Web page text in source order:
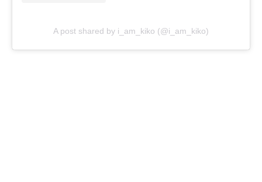
A post shared by i_am_kiko (@i_am_kiko)